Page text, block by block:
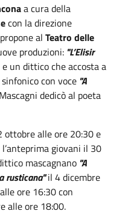
a cura della
con la direzione
propone al Teatro delle
produzioni: "L’Elisir
un dittico che accosta a
con voce "A
dedicò al poeta
ottobre alle ore 20:30 e
giovani il 30
mascagnano "A
rusticana"il 4 dicembre
ore 16:30 con
alle ore 18:00.